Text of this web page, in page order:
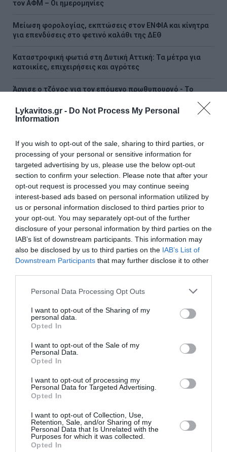
Lykavitos.gr - Do Not Process My Personal
Information
If you wish to opt-out of the sale, sharing to third parties, or
processing of your personal or sensitive information for
targeted advertising by us, please use the below opt-out
section to confirm your selection. Please note that after your
opt-out request is processed you may continue seeing
interest-based ads based on personal information utilized by
us or personal information disclosed to third parties prior to
your opt-out. You may separately opt-out of the further
disclosure of your personal information by third parties on the
IAB’s list of downstream participants. This information may
also be disclosed by us to third parties on the IAB’s List of
Downstream Participants that may further disclose it to other
Please note that this website/app uses one or more Google
not limited to your visit or usage behaviour. You may click to
grant or deny consent to Google and its third-party tags to
use your data for below specified purposes in below Google
consent section.
Personal Data Processing Opt Outs
I want to opt-out of the Sharing of my
personal data.
Opted In
I want to opt-out of the Sale of my
Personal Data.
Opted In
I want to opt-out of processing my
Personal Data for Targeted Advertising.
Opted In
I want to opt-out of Collection, Use,
Retention, Sale, and/or Sharing of my
Personal Data that Is Unrelated with the
Purposes for which it was collected.
Opted In
τον ΑΦΜ – Οι ημερομηνίες
Μείωση φορολογίας, εκπτώσεις στον ΕΝΦΙΑ και κίνητρα
για επενδύσεις στο φετινό καλάθι της ΔΕΘ
Καταστροφική φωτιά στη Δυτική Αττική: Τα μέτρα για
κατοικίες, επιχειρήσεις και αγρότες
Άρχισε ο τζόγος για τον επόμενο πρωθυπουργό - Το
διαβάστε ακόμη
Σπανούλης και Εθνική μπαίνουν στην τελική
Η Εθνική μπάσκετ μετράει αντίστροφα για τα παιχνίδια
με Πολωνία και Ισπανία στα προκριματικά του World Cup
την πλάτη στον τοί...
05 Αυγούστου 2026